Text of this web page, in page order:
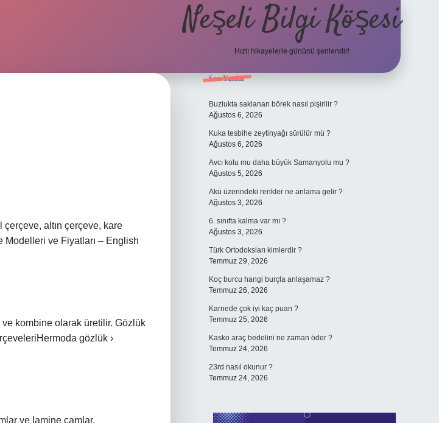
Neşeli Bilgi Köşesi
Hızlı hikayelerle gününü şenlendir!
altın çerçeve, kare
Modelleri ve Fiyatları – English
kombine olarak üretilir. Gözlük
gözlük ›
ve lamine camlar.
Sidebar
Son Yazılar
Buzlukta saklanan börek nasıl pişirilir ?
Ağustos 6, 2026
Kuka tesbihe zeytinyağı sürülür mü ?
Ağustos 6, 2026
Avcı kolu mu daha büyük Samanyolu mu ?
Ağustos 5, 2026
Akü üzerindeki renkler ne anlama gelir ?
Ağustos 3, 2026
6. sınıfta kalma var mı ?
Ağustos 3, 2026
Türk Ortodoksları kimlerdir ?
Temmuz 29, 2026
Koç burcu hangi burçla anlaşamaz ?
Temmuz 26, 2026
Karnede çok iyi kaç puan ?
Temmuz 25, 2026
Kasko araç bedelini ne zaman öder ?
Temmuz 24, 2026
23rd nasıl okunur ?
Temmuz 24, 2026
ilbet mobil giriş en iyi bahis siteleri